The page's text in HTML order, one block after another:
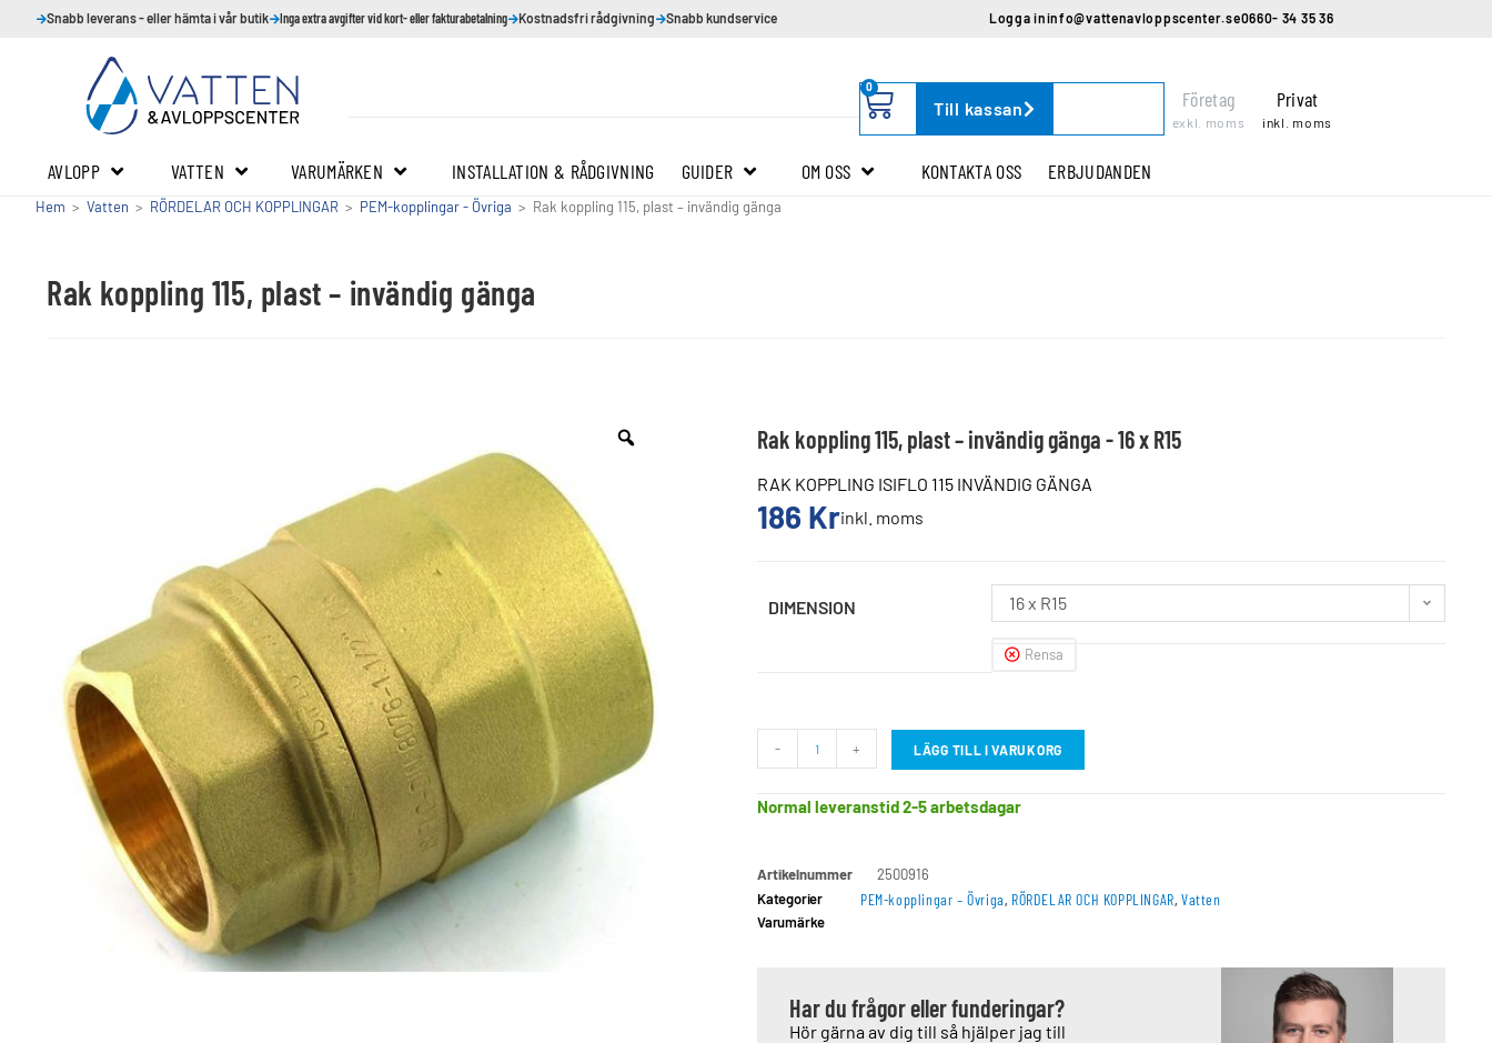
Snabb leverans - eller hämta i vår butik Inga extra avgifter vid kort- eller fakturabetalning Kostnadsfri rådgivning Snabb kundservice Logga ininfo@vattenavloppscenter.se0660- 34 35 36
0
Till kassan Företag
exkl. moms
Privat
inkl. moms
AVLOPP VATTEN VARUMÄRKEN INSTALLATION & RÅDGIVNING GUIDER OM OSS KONTAKTA OSS ERBJUDANDEN
Hem > Vatten > RÖRDELAR OCH KOPPLINGAR > PEM-kopplingar - Övriga > Rak koppling 115, plast – invändig gänga
Rak koppling 115, plast – invändig gänga
Rak koppling 115, plast – invändig gänga - 16 x R15
RAK KOPPLING ISIFLO 115 INVÄNDIG GÄNGA
186 Krinkl. moms
DIMENSION 16 x R15
Rensa
- + LÄGG TILL I VARUKORG
Normal leveranstid 2-5 arbetsdagar
Artikelnummer
2500916
Kategorier
PEM-kopplingar – Övriga, RÖRDELAR OCH KOPPLINGAR,Vatten
Varumärke
Har du frågor eller funderingar?
Hör gärna av dig till så hjälper jag till